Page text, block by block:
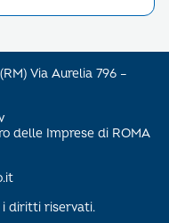
Via Aurelia 796 –
delle Imprese di ROMA
i diritti riservati.